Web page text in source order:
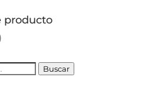
producto
Buscar